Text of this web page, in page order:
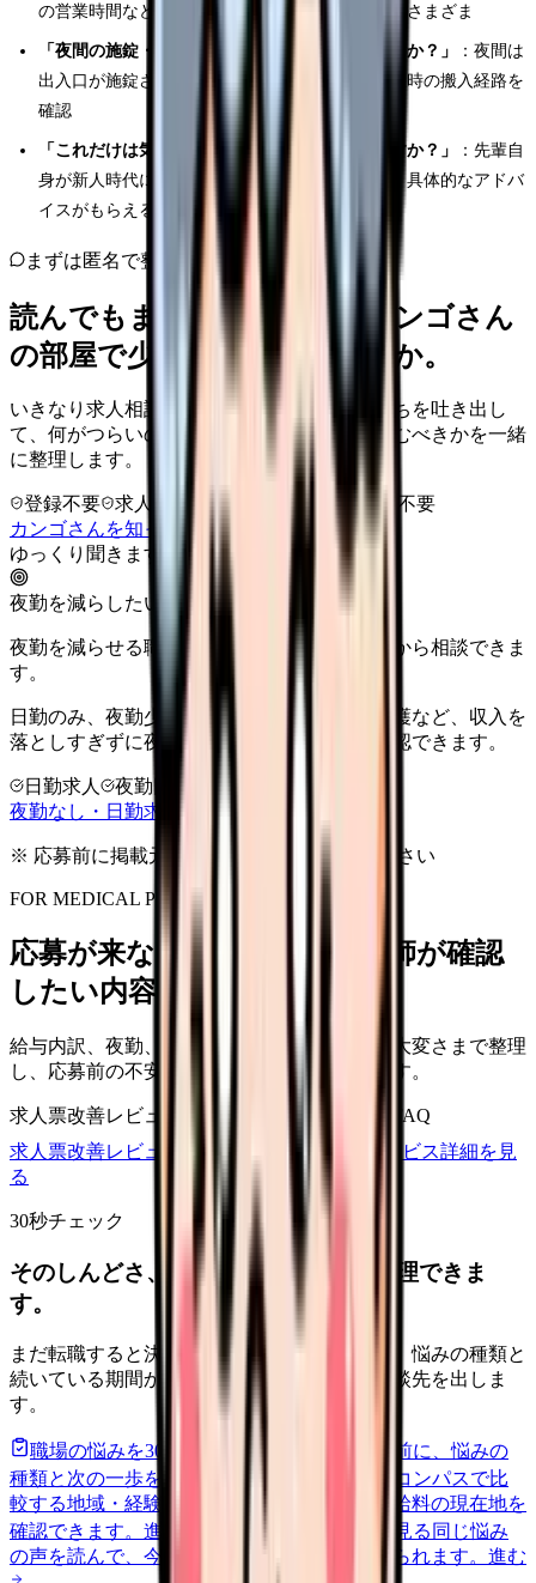
の営業時間など、食事の確保方法は病院によってさまざま
「夜間の施錠・セキュリティのルールはありますか？」
：夜間は
出入口が施錠される病院が多い。解錠方法や緊急時の搬入経路を
確認
「これだけは気をつけて、っていうことは何ですか？」
：先輩自
身が新人時代に困ったことを聞ける貴重な質問。具体的なアドバ
イスがもらえる
まずは匿名で整理
読んでもまだ苦しいなら、カンゴさん
の部屋で少し話してみませんか。
いきなり求人相談には進みません。今の気持ちを吐き出し
て、何がつらいのか、辞めるべきか、少し休むべきかを一緒
に整理します。
登録不要 求人押し売りなし
病院名は入力不要
カンゴさんを知ってから相談する
ゆっくり聞きます
夜勤を減らしたい看護師さんへ
夜勤を減らせる職場タイプを、先に整理してから相談できま
す。
日勤のみ、夜勤少なめ、クリニック、訪問看護など、収入を
落としすぎずに夜勤負担を下げる選択肢を確認できます。
日勤求人 夜勤回数を相談
夜勤なし・日勤求人の探し方を見る
※ 応募前に掲載元の最新情報を確認してください
FOR MEDICAL PROVIDERS
応募が来ない求人票を、看護師が確認
したい内容に直せます
給与内訳、夜勤、休日、教育、職場の正直な大変さまで整理
し、応募前の不安を減らす求人票へ改善します。
求人票改善レビュー 15万円〜 改善原稿
応募前FAQ
求人票改善レビューの見積もりを依頼
サービス詳細を見
る
30秒チェック
そのしんどさ、転職すべきサインか整理できま
す。
まだ転職すると決めていなくても大丈夫です。悩みの種類と
続いている期間から、次に見るべき記事と相談先を出しま
す。
職場の悩みを30秒で診断
辞めるべきか迷う前に、悩みの
種類と次の一歩を整理します。
給料コンパスで比
較する地域・経験年数・施設形態から、今の給料の現在地を
確認できます。 進む 匿名掲示板で本音を見る 同じ悩み
の声を読んで、今の職場だけの問題か確かめられます。 進む